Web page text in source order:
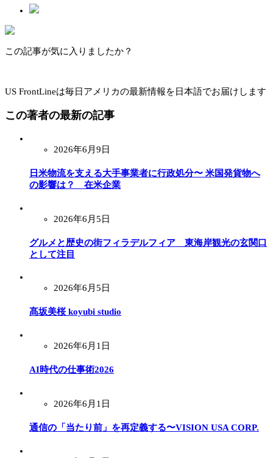
この記事が気に入りましたか？
US FrontLineは毎日アメリカの最新情報を日本語でお届けします
この著者の最新の記事
2026年6月9日
日米物流を支える大手事業者に行政処分〜 米国発貨物へ
の影響は？ 在米企業
2026年6月5日
グルメと歴史の街フィラデルフィア 東海岸観光の玄関口
として注目
2026年6月5日
髙坂美桜 koyubi studio
2026年6月1日
AI時代の仕事術2026
2026年6月1日
通信の「当たり前」を再定義する〜VISION USA CORP.